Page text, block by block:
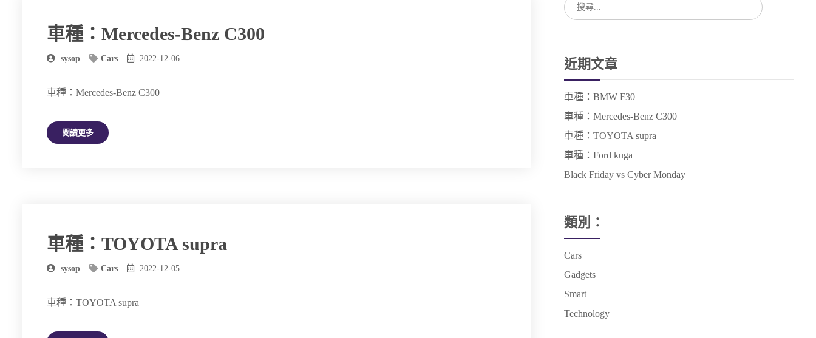
車種：Mercedes-Benz C300
sysop Cars 2022-12-06
車種：Mercedes-Benz C300
閱讀更多
車種：TOYOTA supra
sysop Cars 2022-12-05
車種：TOYOTA supra
近期文章
車種：BMW F30
車種：Mercedes-Benz C300
車種：TOYOTA supra
車種：Ford kuga
Black Friday vs Cyber Monday
類別：
Cars
Gadgets
Smart
Technology